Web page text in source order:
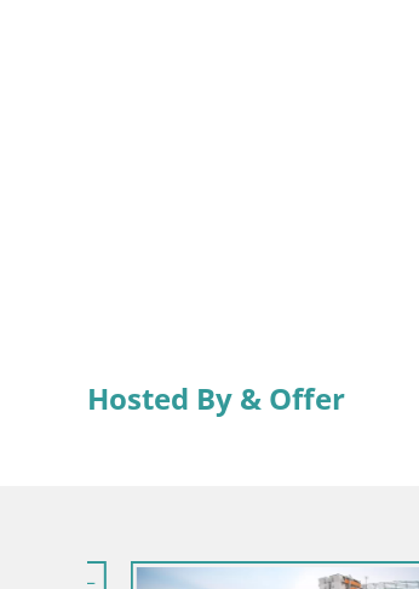
Hosted By & Offer